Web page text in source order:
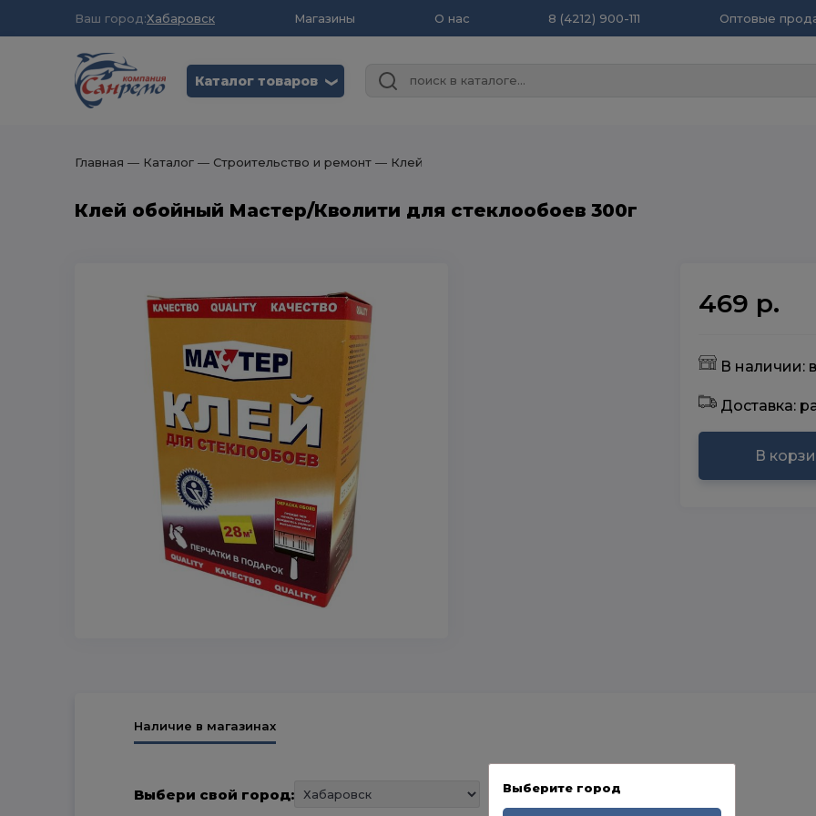
Ваш город:Хабаровск Магазины О нас 8 (4212) 900-111 Оптовые
Каталог товаров ❮
Главная ― Каталог ― Строительство и ремонт ― Клей
Клей обойный Мастер/Кволити для стеклообоев 300г
469 р.
В наличии:
Доставка:
В
Наличие в магазинах
Выбери свой город: Выберите город